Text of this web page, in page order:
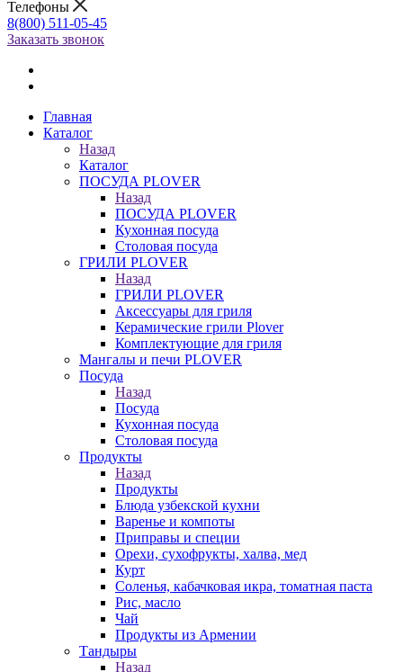
Телефоны
8(800) 511-05-45
Заказать звонок
Главная
Каталог
Назад
Каталог
ПОСУДА PLOVER
Назад
ПОСУДА PLOVER
Кухонная посуда
Столовая посуда
ГРИЛИ PLOVER
Назад
ГРИЛИ PLOVER
Аксессуары для гриля
Керамические грили Plover
Комплектующие для гриля
Мангалы и печи PLOVER
Посуда
Назад
Посуда
Кухонная посуда
Столовая посуда
Продукты
Назад
Продукты
Блюда узбекской кухни
Варенье и компоты
Приправы и специи
Орехи, сухофрукты, халва, мед
Курт
Соленья, кабачковая икра, томатная паста
Рис, масло
Чай
Продукты из Армении
Тандыры
Назад